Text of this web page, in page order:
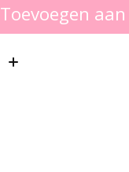
Toevoegen